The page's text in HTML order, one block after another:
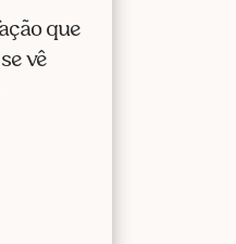
diminuir
o
volume.
que
vê